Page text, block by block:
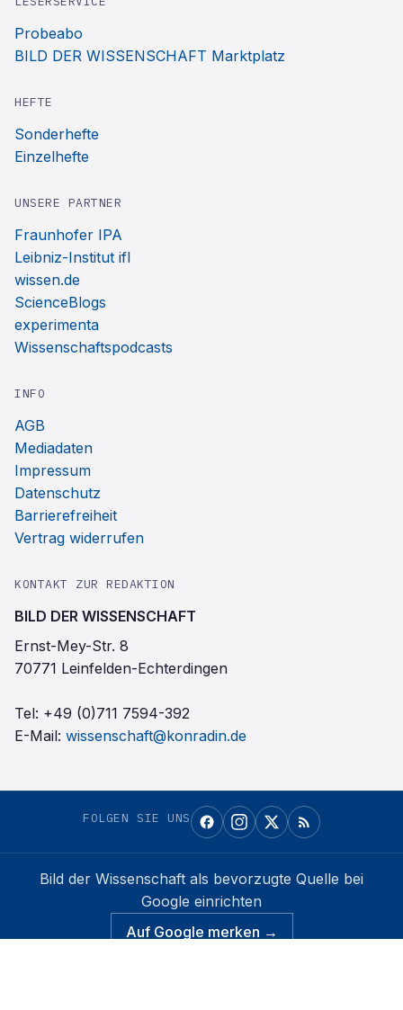
Probeabo
BILD DER WISSENSCHAFT Marktplatz
HEFTE
Sonderhefte
Einzelhefte
UNSERE PARTNER
Fraunhofer IPA
Leibniz-Institut ifl
wissen.de
ScienceBlogs
experimenta
Wissenschaftspodcasts
INFO
AGB
Mediadaten
Impressum
Datenschutz
Barrierefreiheit
Vertrag widerrufen
KONTAKT ZUR REDAKTION
BILD DER WISSENSCHAFT
Ernst-Mey-Str. 8
70771 Leinfelden-Echterdingen
Tel: +49 (0)711 7594-392
E-Mail: wissenschaft@konradin.de
FOLGEN SIE UNS
Bild der Wissenschaft als bevorzugte Quelle bei
Google einrichten
Auf Google merken →